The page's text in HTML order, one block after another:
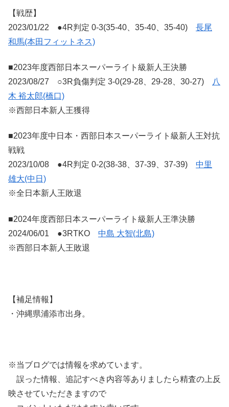
【戦歴】
2023/01/22 ●4R判定 0-3(35-40、35-40、35-40) 長尾
和馬(本田フィットネス)
■2023年度西部日本スーパーライト級新人王決勝
2023/08/27 ○3R負傷判定 3-0(29-28、29-28、30-27)
八
木 裕太郎(橋口)
※西部日本新人王獲得
■2023年度中日本・西部日本スーパーライト級新人王対抗
戦戦
2023/10/08 ●4R判定 0-2(38-38、37-39、37-39) 中里
雄大(中日)
※全日本新人王敗退
■2024年度西部日本スーパーライト級新人王準決勝
2024/06/01 ●3RTKO 中島 大智(北島)
※西部日本新人王敗退
【補足情報】
・沖縄県浦添市出身。
※当ブログでは情報を求めています。
誤った情報、追記すべき内容等ありましたら精査の上反
映させていただきますので